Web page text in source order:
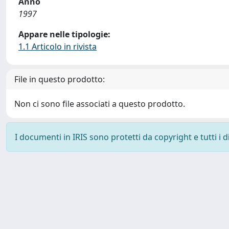
1997
Appare nelle tipologie:
1.1 Articolo in rivista
File in questo prodotto:
Non ci sono file associati a questo prodotto.
I documenti in IRIS sono protetti da copyright e tutti i